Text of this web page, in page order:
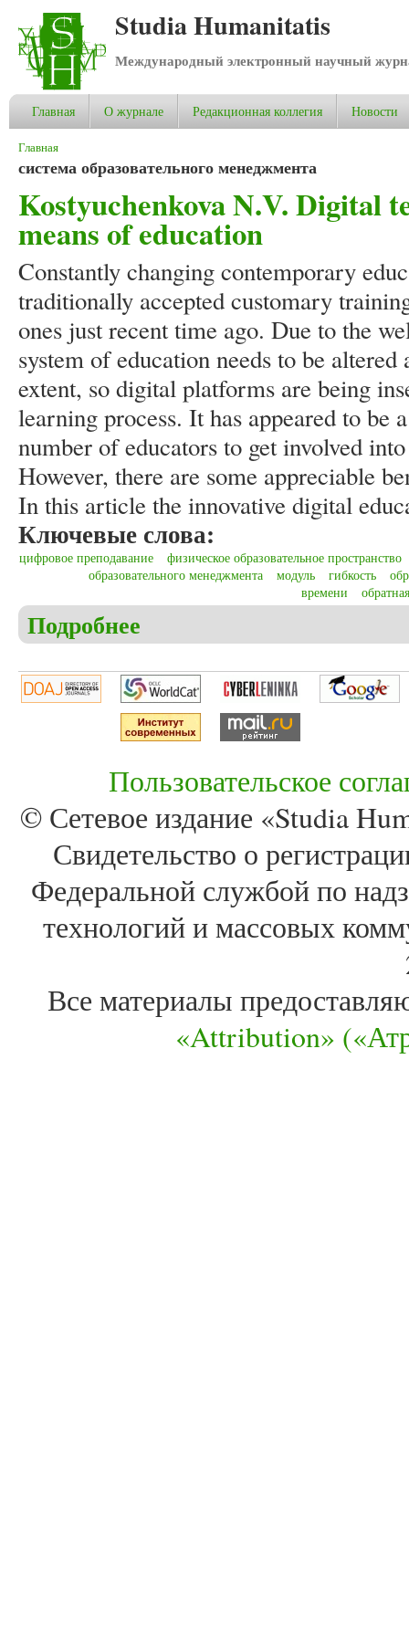
Studia Humanitatis
Международный электронный научный
Главная О журнале Редакционная коллегия Новости
Вы здесь
Главная
система образовательного менеджмента
Kostyuchenkova N.V. Digital
means of education
Constantly changing contemporary
traditionally accepted customary
ones just recent time ago. Due to the
system of education needs to be
extent, so digital platforms are being
learning process. It has appeared to be
number of educators to get involved
However, there are some appreciable
In this article the innovative digital
Ключевые слова:
цифровое преподавание
физическое образовательное пространство
образовательного менеджмента
модуль гибкость
времени
Подробнее
Пользовательское
© Сетевое издание «Studia
Свидетельство о
Федеральной службой по
технологий и массовых
Все материалы
«Attribution»